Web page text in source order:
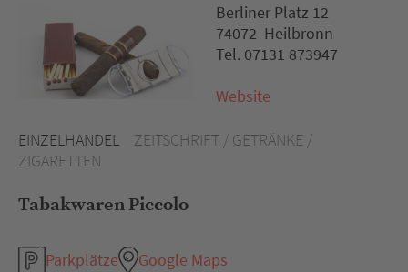
EINZELHANDEL
ZEITSCHRIFT / GETRÄNKE /
ZIGARETTEN
Tabakwaren Piccolo
Parkplätze
Google Maps
Berliner Platz 12
74072 Heilbronn
Tel. 07131 873947
Website